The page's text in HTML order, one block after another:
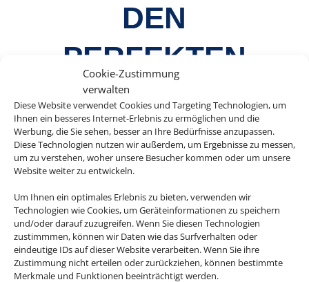
Cookie-Zustimmung
verwalten
Diese Website verwendet Cookies und Targeting Technologien, um
Ihnen ein besseres Internet-Erlebnis zu ermöglichen und die
Werbung, die Sie sehen, besser an Ihre Bedürfnisse anzupassen.
Diese Technologien nutzen wir außerdem, um Ergebnisse zu messen,
um zu verstehen, woher unsere Besucher kommen oder um unsere
Website weiter zu entwickeln.
Um Ihnen ein optimales Erlebnis zu bieten, verwenden wir
Technologien wie Cookies, um Geräteinformationen zu speichern
und/oder darauf zuzugreifen. Wenn Sie diesen Technologien
zustimmmen, können wir Daten wie das Surfverhalten oder
eindeutige IDs auf dieser Website verarbeiten. Wenn Sie ihre
Zustimmung nicht erteilen oder zurückziehen, können bestimmte
Merkmale und Funktionen beeinträchtigt werden.
DEN
PERFEKTEN
WEG IN DEN
URLAUB
Egal wohin die Reise gehen soll – wir haben
für jedes Ziel den perfekten Flug für Sie!
Profitieren Sie jetzt von unserem Linienflug-
Preisvergleich.